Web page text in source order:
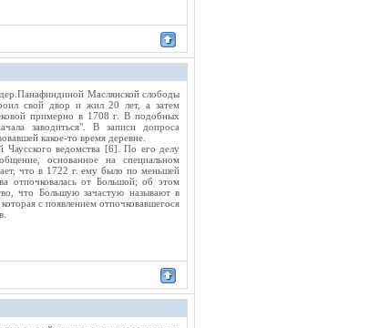
Маслянской слободы
свой двор и жил 20 лет, а затем
примерно в 1708 г. В подобных
заводиться". В записи допроса
какое-то время деревне.
Чаусского ведомства [6]. По его делу
основанное на специальном
что в 1722 г. ему было по меньшей
отпочковалась от Большой; об этом
что Большую зачастую называют в
с появлением отпочковавшегося